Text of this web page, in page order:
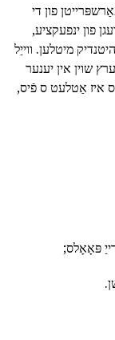
פון די
פון ינפעקציע,
מיטלען. ווייַל
שוין אין יענער
איז אַטלעט ס פֿיס,
פּאָאָלס;